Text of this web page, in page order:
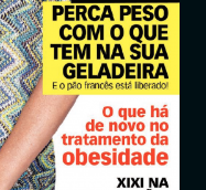
Notícias
Entrar